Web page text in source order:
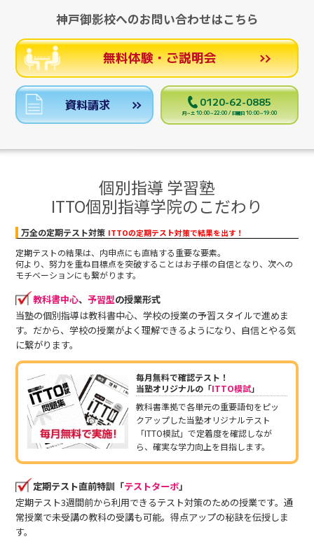
神戸御影校へのお問い合わせはこちら
無料体験・ご説明会
資料請求 0120-62-0885
月～土 10:00～22:00 / 日曜日 10:00～19:00
個別指導 学習塾
ITTO個別指導学院のこだわり
万全の定期テスト対策 ITTOの定期テスト対策で結果を出す！
定期テストの結果は、内申点にも直結する重要な要素。
何より、努力を重ね目標点を突破することはお子様の自信となり、次への
モチベーションにも繋がります。
教科書中心、 予習型の授業形式
当塾の個別指導は教科書中心、学校の授業の予習スタイルで進めま
す。だから、学校の授業がよく理解できるようになり、自信とやる気
に繋がります。
毎月無料で確認テスト！
当塾オリジナルの「ITTO模試」
教科書準拠で各単元の重要語句をピッ
クアップした当塾オリジナルテスト
「ITTO模試」で定着度を確認しなが
ら、確実な学力向上を目指します。
定期テスト直前特訓「テストターボ」
定期テスト3週間前から利用できるテスト対策のための授業です。通
常授業で未受講の教科の受講も可能。得点アップの秘訣を伝授しま
す。